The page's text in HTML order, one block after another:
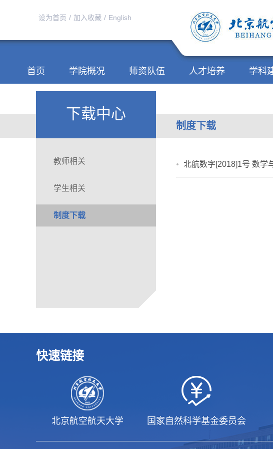
设为首页 / 加入收藏 / English
首页 学院概况 师资队伍 人才培养 学科
下载中心
制度下载
教师相关
学生相关
制度下载
北航数字[2018]1号 数学
快速链接
北京航空航天大学 国家自然科学基金委员会